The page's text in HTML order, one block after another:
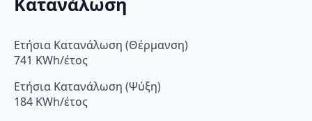
Ετήσια Κατανάλωση (Θέρμανση)
741 KWh/έτος
Ετήσια Κατανάλωση (Ψύξη)
184 KWh/έτος